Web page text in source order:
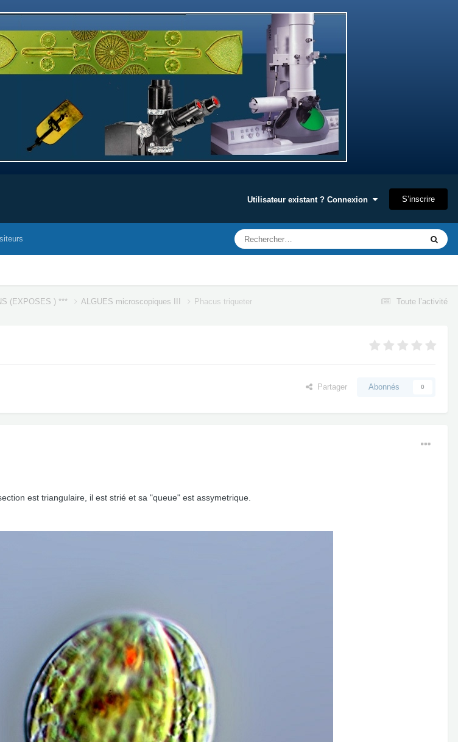
Utilisateur existant ? Connexion S’inscrire
Toute l’activité
(EXPOSES ) *** ALGUES microscopiques III Phacus triqueter
Partager Abonnés 0
est triangulaire, il est strié et sa "queue" est assymetrique.